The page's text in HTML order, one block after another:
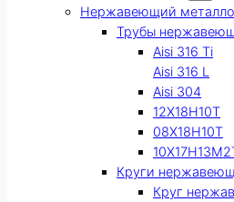
Нержавеющий
Трубы
Aisi 316 Ti
Aisi 316 L
Aisi 304
12Х18Н10Т
08Х18Н10Т
Круги
Круг